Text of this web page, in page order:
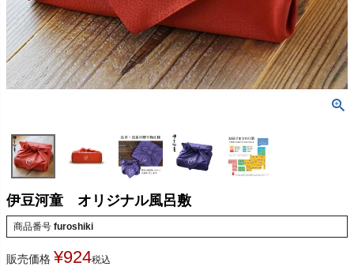
伊豆河童 オリジナル風呂敷
商品番号 furoshiki
販売価格 ¥924税込